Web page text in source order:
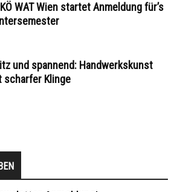
WAT Wien startet Anmeldung für’s
und spannend: Handwerkskunst
scharfer Klinge